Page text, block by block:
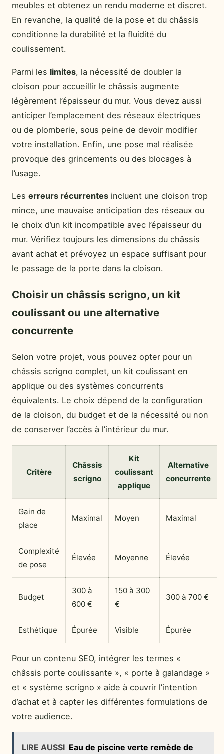
meubles et obtenez un rendu moderne et discret.
En revanche, la qualité de la pose et du châssis
conditionne la durabilité et la fluidité du
coulissement.
Parmi les limites, la nécessité de doubler la
cloison pour accueillir le châssis augmente
légèrement l’épaisseur du mur. Vous devez aussi
anticiper l’emplacement des réseaux électriques
ou de plomberie, sous peine de devoir modifier
votre installation. Enfin, une pose mal réalisée
provoque des grincements ou des blocages à
l’usage.
Les erreurs récurrentes incluent une cloison trop
mince, une mauvaise anticipation des réseaux ou
le choix d’un kit incompatible avec l’épaisseur du
mur. Vérifiez toujours les dimensions du châssis
avant achat et prévoyez un espace suffisant pour
le passage de la porte dans la cloison.
Choisir un châssis scrigno, un kit
coulissant ou une alternative
concurrente
Selon votre projet, vous pouvez opter pour un
châssis scrigno complet, un kit coulissant en
applique ou des systèmes concurrents
équivalents. Le choix dépend de la configuration
de la cloison, du budget et de la nécessité ou non
de conserver l’accès à l’intérieur du mur.
Critère
Châssis
scrigno
Kit
coulissant
applique
Alternative
concurrente
Gain de
place
Maximal Moyen Maximal
Complexité
de pose
Élevée Moyenne Élevée
Budget
300 à
600 €
150 à 300
€
300 à 700 €
Esthétique Épurée Visible Épurée
Pour un contenu SEO, intégrer les termes «
châssis porte coulissante », « porte à galandage »
et « système scrigno » aide à couvrir l’intention
d’achat et à capter les différentes formulations de
votre audience.
LIRE AUSSI Eau de piscine verte remède de